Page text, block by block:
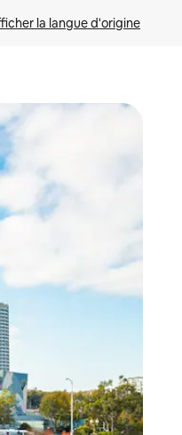
la langue d'origine
et en faisant glisser.